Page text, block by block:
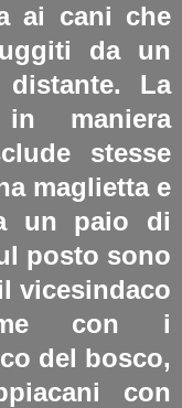
ai cani che
da un
La
maniera
stesse
maglietta e
un paio di
posto sono
vicesindaco
con i
del bosco,
con